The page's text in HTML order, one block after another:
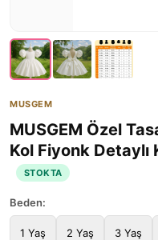
MUSGEM
MUSGEM Özel
Kol Fiyonk Detaylı
STOKTA
Beden:
1 Yaş 2 Yaş 3 Yaş